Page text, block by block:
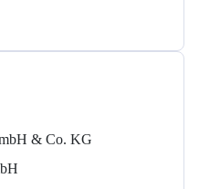
& Co. KG